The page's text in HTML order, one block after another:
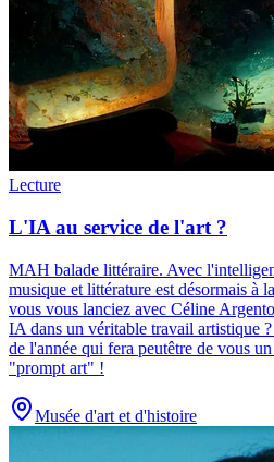
Lecture
L'IA au service de l'art ?
MAH balade littéraire. Avec
musique et littérature est désormais à
vous vous lanciez avec Céline
IA dans un véritable travail artistique
de l'année qui fera peutêtre de vous
"prompt art" !
Musée d'art et d'histoire